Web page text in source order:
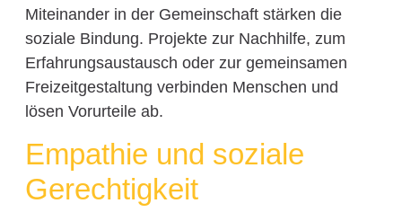
Miteinander in der Gemeinschaft stärken die
soziale Bindung. Projekte zur Nachhilfe, zum
Erfahrungsaustausch oder zur gemeinsamen
Freizeitgestaltung verbinden Menschen und
lösen Vorurteile ab.
Empathie und soziale
Gerechtigkeit